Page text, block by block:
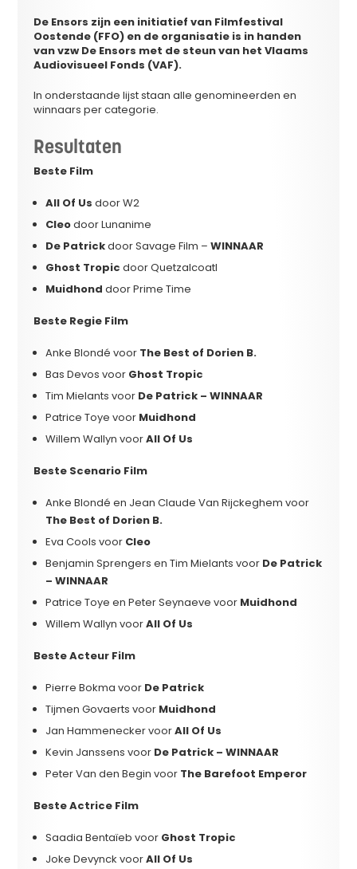
De Ensors zijn een initiatief van Filmfestival
Oostende (FFO) en de organisatie is in handen
van vzw De Ensors met de steun van het Vlaams
Audiovisueel Fonds (VAF).
In onderstaande lijst staan alle genomineerden en
winnaars per categorie.
Resultaten
Beste Film
All Of Us door W2
Cleodoor Lunanime
De Patrickdoor Savage Film –WINNAAR
Ghost Tropic door Quetzalcoatl
Muidhond door Prime Time
Beste Regie Film
Anke Blondé voor The Best of Dorien B.
Bas Devos voor Ghost Tropic
Tim Mielants voor De Patrick – WINNAAR
Patrice Toye voor Muidhond
Willem Wallyn voorAll Of Us
Beste Scenario Film
Anke Blondé en Jean Claude Van Rijckeghem voor
The Best of Dorien B.
Eva Cools voor Cleo
Benjamin Sprengers en Tim Mielants voor De Patrick
– WINNAAR
Patrice Toye en Peter Seynaeve voor Muidhond
Willem Wallyn voorAll Of Us
Beste Acteur Film
Pierre Bokma voor De Patrick
Tijmen Govaerts voor Muidhond
Jan Hammenecker voorAll Of Us
Kevin Janssens voor De Patrick – WINNAAR
Peter Van den Begin voor The Barefoot Emperor
Beste Actrice Film
Saadia Bentaïeb voor Ghost Tropic
Joke Devynck voorAll Of Us